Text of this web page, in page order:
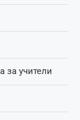
за учители